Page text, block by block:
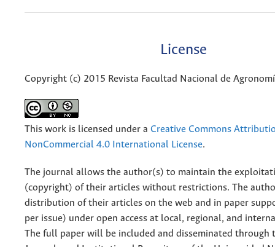
License
Copyright (c) 2015 Revista Facultad Nacional de
This work is licensed under a Creative Commons
NonCommercial 4.0 International License.
The journal allows the author(s) to maintain the
(copyright) of their articles without restrictions. The
distribution of their articles on the web and in paper
per issue) under open access at local, regional, and
The full paper will be included and disseminated through